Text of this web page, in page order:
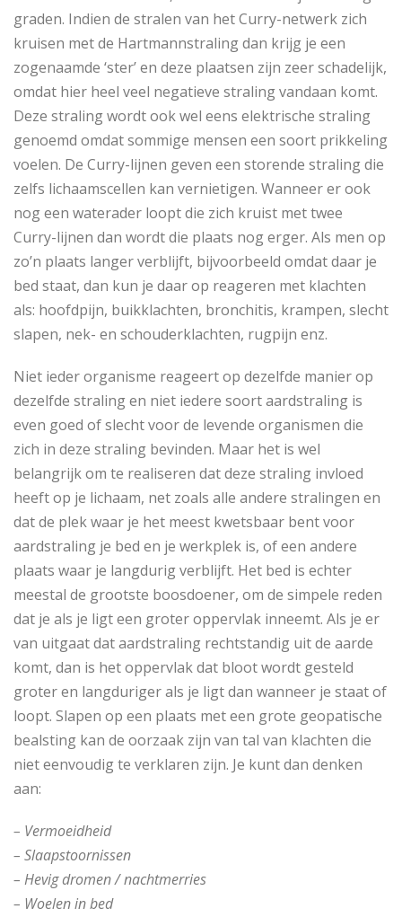
graden. Indien de stralen van het Curry-netwerk zich
kruisen met de Hartmannstraling dan krijg je een
zogenaamde ‘ster’ en deze plaatsen zijn zeer schadelijk,
omdat hier heel veel negatieve straling vandaan komt.
Deze straling wordt ook wel eens elektrische straling
genoemd omdat sommige mensen een soort prikkeling
voelen. De Curry-lijnen geven een storende straling die
zelfs lichaamscellen kan vernietigen. Wanneer er ook
nog een waterader loopt die zich kruist met twee
Curry-lijnen dan wordt die plaats nog erger. Als men op
zo’n plaats langer verblijft, bijvoorbeeld omdat daar je
bed staat, dan kun je daar op reageren met klachten
als: hoofdpijn, buikklachten, bronchitis, krampen, slecht
slapen, nek- en schouderklachten, rugpijn enz.
Niet ieder organisme reageert op dezelfde manier op
dezelfde straling en niet iedere soort aardstraling is
even goed of slecht voor de levende organismen die
zich in deze straling bevinden. Maar het is wel
belangrijk om te realiseren dat deze straling invloed
heeft op je lichaam, net zoals alle andere stralingen en
dat de plek waar je het meest kwetsbaar bent voor
aardstraling je bed en je werkplek is, of een andere
plaats waar je langdurig verblijft. Het bed is echter
meestal de grootste boosdoener, om de simpele reden
dat je als je ligt een groter oppervlak inneemt. Als je er
van uitgaat dat aardstraling rechtstandig uit de aarde
komt, dan is het oppervlak dat bloot wordt gesteld
groter en langduriger als je ligt dan wanneer je staat of
loopt. Slapen op een plaats met een grote geopatische
bealsting kan de oorzaak zijn van tal van klachten die
niet eenvoudig te verklaren zijn. Je kunt dan denken
aan:
– Vermoeidheid
– Slaapstoornissen
– Hevig dromen / nachtmerries
– Woelen in bed